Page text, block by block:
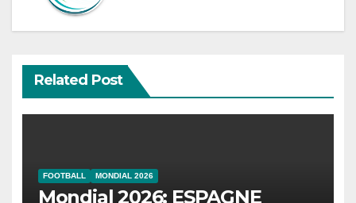
Related Post
FOOTBALL MONDIAL 2026
Mondial 2026: ESPAGNE